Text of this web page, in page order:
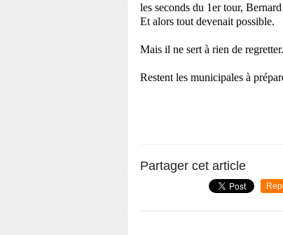
les seconds du 1er tour,
Et alors tout devenait possible.
Mais il ne sert à rien de regretter.
Restent les municipales à
Partager cet article